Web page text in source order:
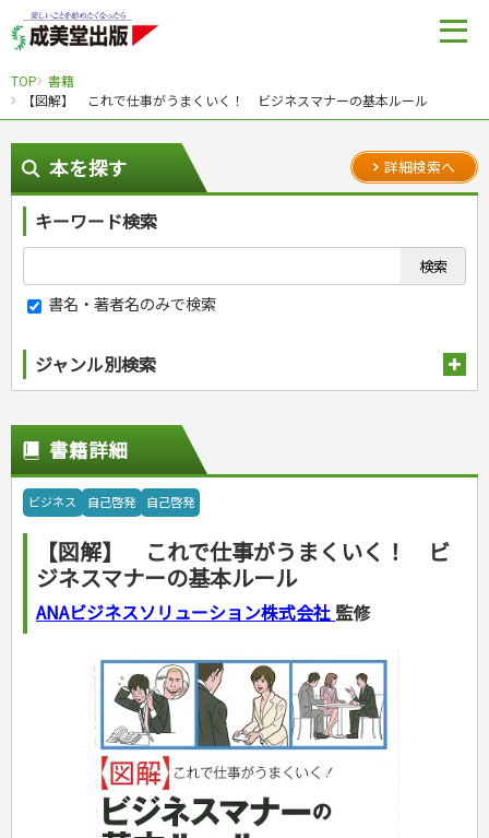
TOP
書籍
【図解】 これで仕事がうまくいく！ ビジネスマナーの基本ルール
本を探す 詳細検索へ
キーワード検索
書名・著者名のみで検索
ジャンル別検索
スポーツ
スポーツルール
野球
ゴルフ
ジュニアスポーツ
その他スポーツ
自然・アウトドア・ペット
アウトドア
犬・猫
園芸・野菜づくり
雑学
娯楽・ゲーム・占い
ナンプレ
ゲーム・マジック
家相・風水・占い
カルチャー・芸術・趣味
音楽・楽器
趣味・鑑賞・カメラ
絵画・デッサン
辞典
語学・旅行会話
運転免許
原付・二輪
普通免許
生活・暮らし
料理
料理・レシピ
各国料理
お弁当
調理器具クッキング
飲み物・お酒
手芸・クラフト
ソーイング
クラフト
インテリア・ハウジング
収納・掃除・暮らし
美容・ファッション
ダイエット・エクササイズ
着物・着つけ
冠婚葬祭・手紙・ペン字
手紙・ペン字
妊娠・出産・育児
健康と保育
家庭医学・健康
ツボ・マッサージ
家庭医学・病気
健康知識
栄養事典
看護・介護
看護一般
介護一般
保育・教育
パネルシアター
指導マニュアル
こどもの本
児童一般
おりがみ・あやとり
なぞなぞ・ゲーム
占い・心理ゲーム
読み物・絵本
音と光のでる絵本
学参・ドリル
夏休みドリル
総復習ドリル
自由研究・読書感想文
えんぴつちょう
就職活動
就職活動
就職試験
資格試験
漢字検定・数学検定
簿記検定
看護・薬学
ケアマネジャー
介護・社会福祉士
保育士
司法書士・社労士
経営・経済・法律
マネー・株・資産
ビジネス・法律
簿記・経理・税金・保険
その他ビジネス
自己啓発
自己啓発
ビジネス読み物
旅行・歴史
国内・海外旅行
国外旅行
国内旅行
散歩・グルメ
地理・歴史
地理・地図
歴史
成美文庫
その他文庫
ダイアリー
ダイアリー
プラチナダイアリー プレステージ
書籍詳細
ビジネス 自己啓発 自己啓発
【図解】 これで仕事がうまくいく！ ビ
ジネスマナーの基本ルール
ANAビジネスソリューション株式会社 監修